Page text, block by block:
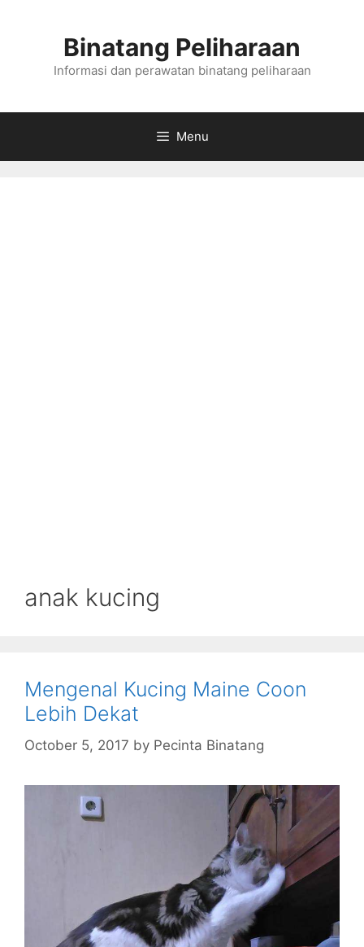
Binatang Peliharaan
Informasi dan perawatan binatang peliharaan
Menu
anak kucing
Mengenal Kucing Maine Coon
Lebih Dekat
October 5, 2017 by Pecinta Binatang